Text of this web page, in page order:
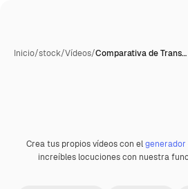
Inicio/stock/Vídeos/Comparativa de Trans…
Crea tus propios vídeos con elgenerador
increíbles locuciones con nuestra